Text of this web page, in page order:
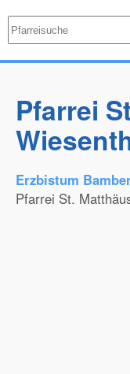
Pfarrei
Erzbistum
Pfarrei St.